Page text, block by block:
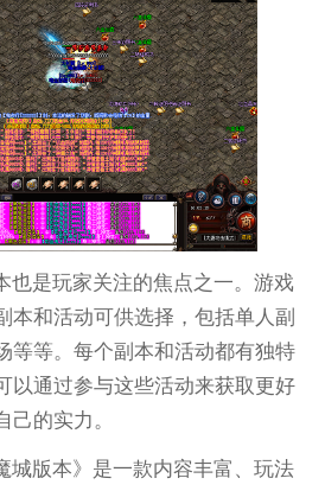
也是玩家关注的焦点之一。游戏
本和活动可供选择，包括单人副
等等。每个副本和活动都有独特
以通过参与这些活动来获取更好
己的实力。
城版本》是一款内容丰富、玩法